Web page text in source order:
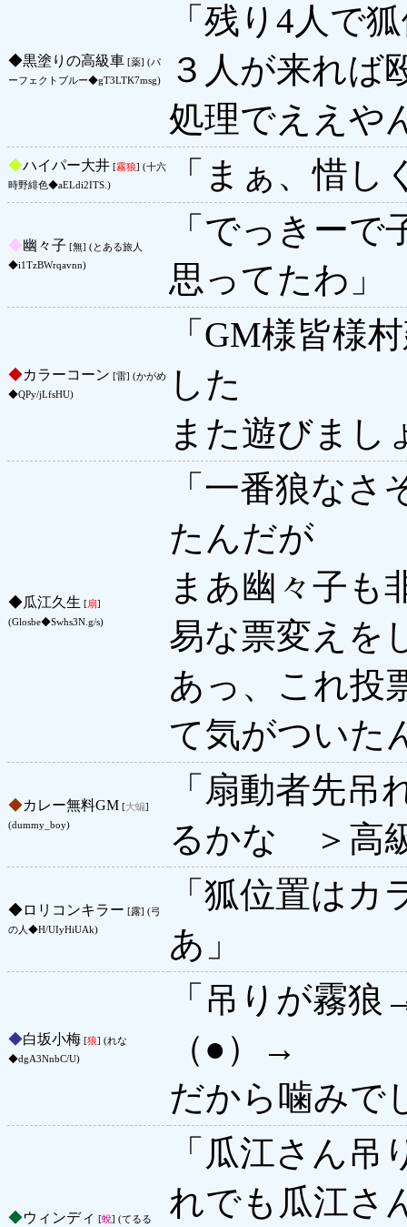
◆黒塗りの高級車 [薬] (パ
ーフェクトブルー◆gT3LTK7msg)
「残り4人で
３人が来れば
処理でええや
◆ハイパー大井 [霧狼] (十六
時野緋色◆aELdi2ITS.)
「まぁ、惜
◆幽々子 [無] (とある旅人
◆i1TzBWrqavnn)
「でっきー
思ってたわ」
◆カラーコーン [雷] (かがめ
◆QPy/jLfsHU)
「GM様皆様
した
また遊びまし
◆瓜江久生 [扇]
(Glosbe◆Swhs3N.g/s)
「一番狼な
たんだが
まあ幽々子も
易な票変えを
あっ、これ投
て気がついた
◆カレー無料GM [大蝙]
(dummy_boy)
「扇動者先
るかな ＞高
◆ロリコンキラー [露] (弓
の人◆H/UIyHiUAk)
「狐位置は
あ」
◆白坂小梅 [狼] (れな
◆dgA3NnbC/U)
「吊りが霧
（●）→
だから噛みで
◆ウィンディ [蛻] (てるる
「瓜江さん
れでも瓜江さ